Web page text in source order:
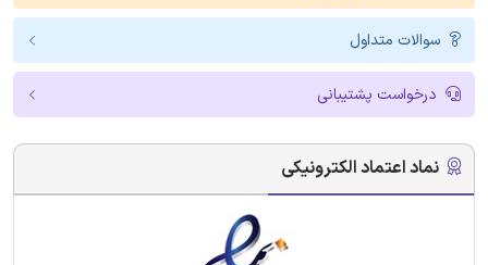
سوالات متداول
درخواست پشتیبانی
نماد اعتماد الکترونیکی